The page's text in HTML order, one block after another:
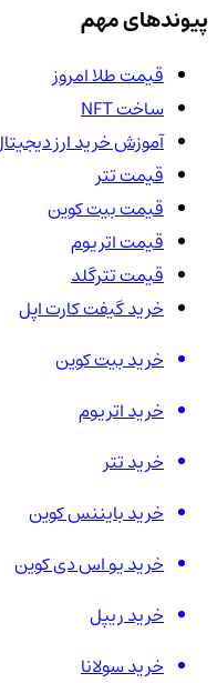
پیوندهای مهم
قیمت طلا امروز
ساخت NFT
آموزش خرید ارز دیجیتال
قیمت تتر
قیمت بیت کوین
قیمت اتریوم
قیمت تترگلد
خرید گیفت کارت اپل
خرید بیت کوین
خرید اتریوم
خرید تتر
خرید بایننس کوین
خرید یو اس دی کوین
خرید ریپل
خرید سولانا